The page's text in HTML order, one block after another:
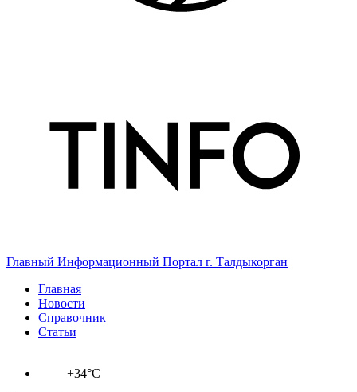
Главный Информационный Портал г. Талдыкорган
Главная
Новости
Справочник
Статьи
+34°C